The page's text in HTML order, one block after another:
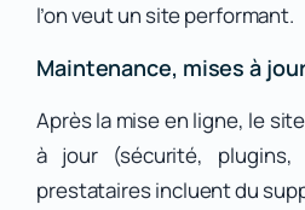
l’on veut un site performant.
Maintenance, mises à
Après la mise en ligne, le
à jour (sécurité, plugins,
prestataires incluent du